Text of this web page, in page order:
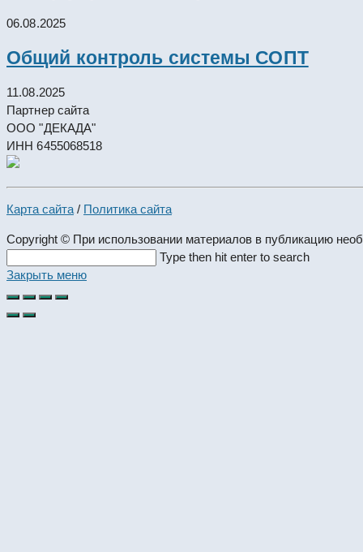
06.08.2025
Общий контроль системы СОПТ
11.08.2025
Партнер сайта
ООО "ДЕКАДА"
ИНН 6455068518
Карта сайта/ Политика сайта
Copyright © При использовании материалов в публикацию
this
website
Type then hit enter to search
Закрыть меню